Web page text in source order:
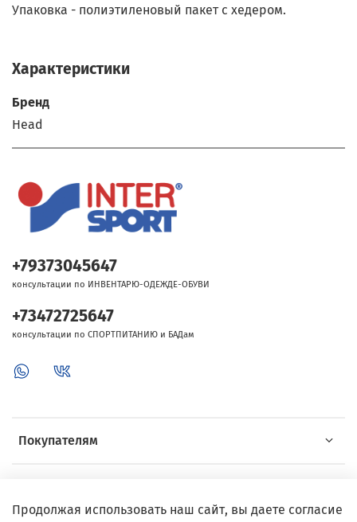
Упаковка - полиэтиленовый пакет с хедером.
Характеристики
Бренд
Head
Покупателям
+79373045647
консультации по ИНВЕНТАРЮ-ОДЕЖДЕ-ОБУВИ
+73472725647
консультации по СПОРТПИТАНИЮ и БАДам
Продолжая использовать наш сайт, вы даете согласие